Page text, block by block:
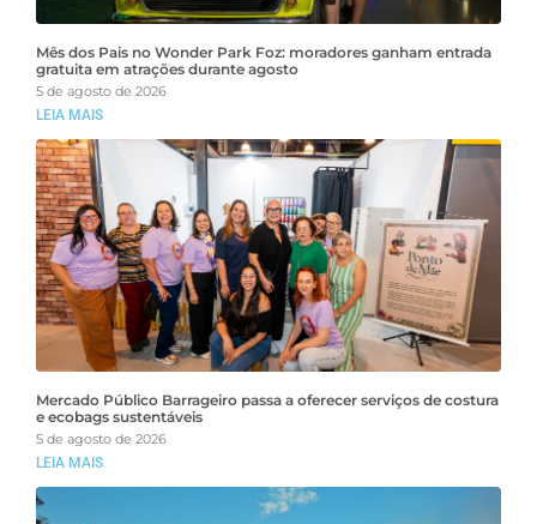
Mês dos Pais no Wonder Park Foz: moradores ganham entrada
gratuita em atrações durante agosto
5 de agosto de 2026
LEIA MAIS
Mercado Público Barrageiro passa a oferecer serviços de costura
e ecobags sustentáveis
5 de agosto de 2026
LEIA MAIS